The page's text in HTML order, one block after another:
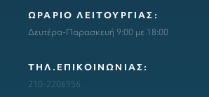
ΩΡΑΡΙΟ ΛΕΙΤΟΥΡΓΙΑΣ:
Δευτέρα-Παρασκευή 9:00 με 18:00
ΤΗΛ.ΕΠΙΚΟΙΝΩΝΙΑΣ:
210-2206956